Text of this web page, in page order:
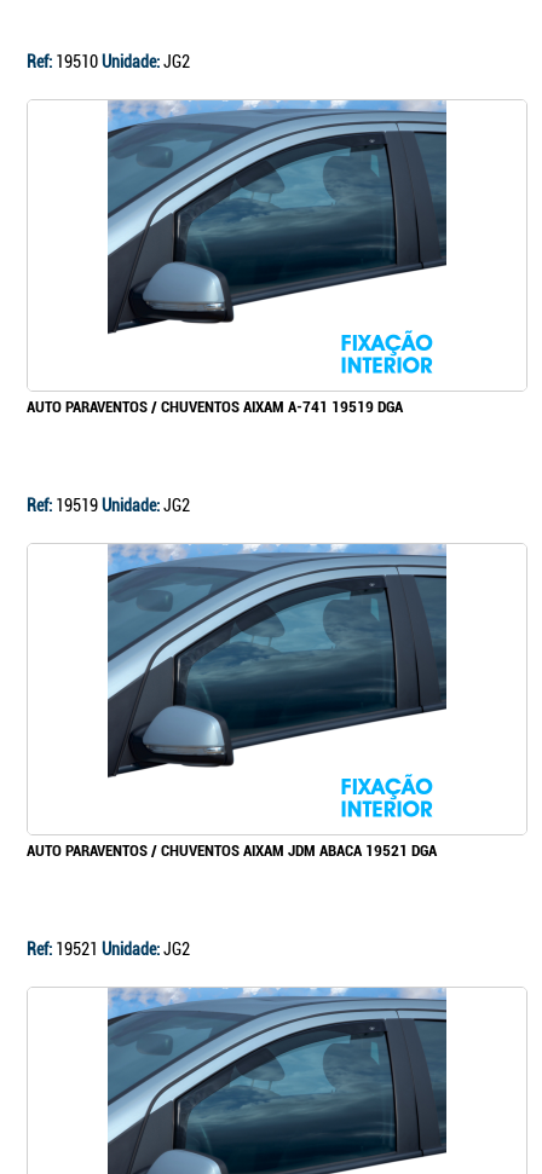
Ref: 19510Unidade:JG2
AUTO PARAVENTOS / CHUVENTOS AIXAM A-741 19519 DGA
Ref: 19519Unidade:JG2
AUTO PARAVENTOS / CHUVENTOS AIXAM JDM ABACA 19521 DGA
Ref: 19521 Unidade:JG2
Continuar a comprar